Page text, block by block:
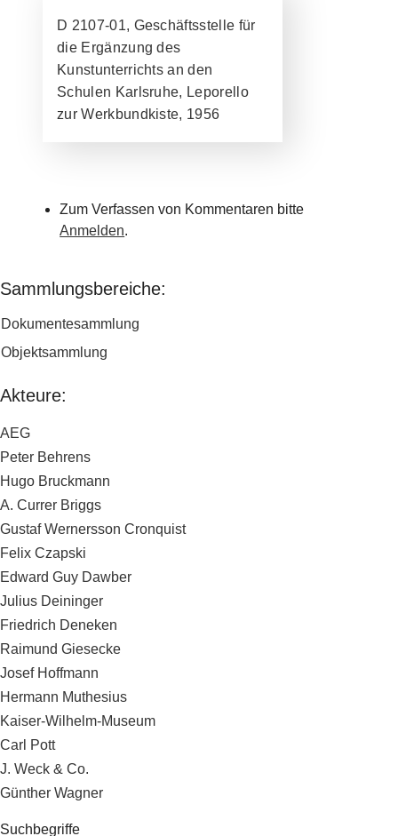
D 2107-01, Geschäftsstelle für
die Ergänzung des
Kunstunterrichts an den
Schulen Karlsruhe, Leporello
zur Werkbundkiste, 1956
Zum Verfassen von Kommentaren bitte
Anmelden.
Sammlungsbereiche:
Dokumentesammlung
Objektsammlung
Akteure:
AEG
Peter Behrens
Hugo Bruckmann
A. Currer Briggs
Gustaf Wernersson Cronquist
Felix Czapski
Edward Guy Dawber
Julius Deininger
Friedrich Deneken
Raimund Giesecke
Josef Hoffmann
Hermann Muthesius
Kaiser-Wilhelm-Museum
Carl Pott
J. Weck & Co.
Günther Wagner
Suchbegriffe